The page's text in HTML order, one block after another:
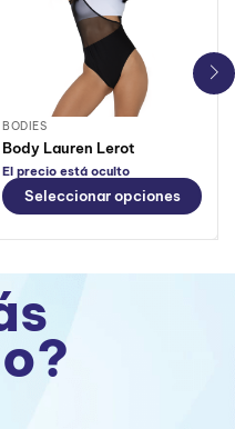
BODIES
Body Lauren Lerot
El precio está oculto
Seleccionar opciones